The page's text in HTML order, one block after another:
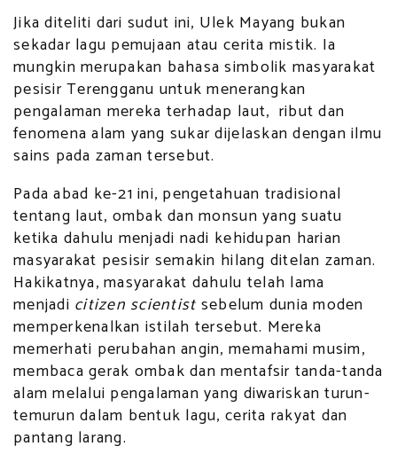
Jika diteliti dari sudut ini, Ulek Mayang bukan
sekadar lagu pemujaan atau cerita mistik. Ia
mungkin merupakan bahasa simbolik masyarakat
pesisir Terengganu untuk menerangkan
pengalaman mereka terhadap laut, ribut dan
fenomena alam yang sukar dijelaskan dengan ilmu
sains pada zaman tersebut.
Pada abad ke-21 ini, pengetahuan tradisional
tentang laut, ombak dan monsun yang suatu
ketika dahulu menjadi nadi kehidupan harian
masyarakat pesisir semakin hilang ditelan zaman.
Hakikatnya, masyarakat dahulu telah lama
menjadi citizen scientist sebelum dunia moden
memperkenalkan istilah tersebut. Mereka
memerhati perubahan angin, memahami musim,
membaca gerak ombak dan mentafsir tanda-tanda
alam melalui pengalaman yang diwariskan turun-
temurun dalam bentuk lagu, cerita rakyat dan
pantang larang.